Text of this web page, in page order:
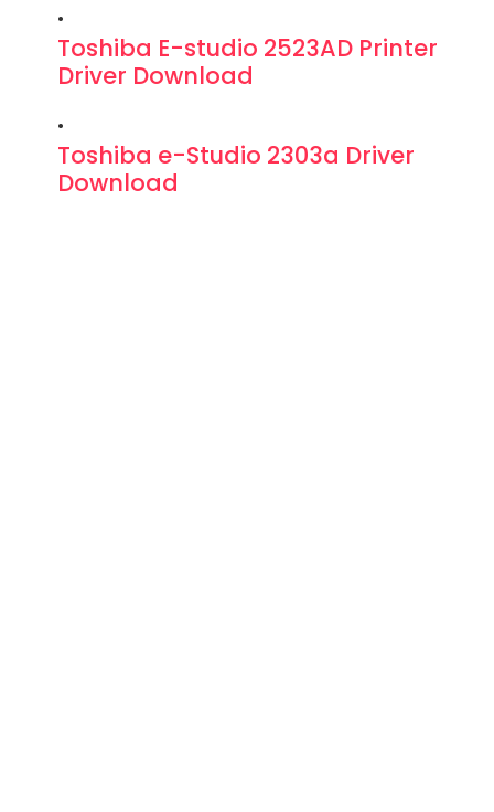
Toshiba E-studio 2523AD Printer
Driver Download
Toshiba e-Studio 2303a Driver
Download